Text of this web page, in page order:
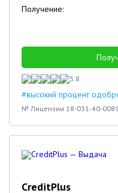
Получение:
3.8
#высокий процент
№ Лицензии 18-031-40-
CreditPlus